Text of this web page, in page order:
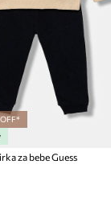
za bebe Guess